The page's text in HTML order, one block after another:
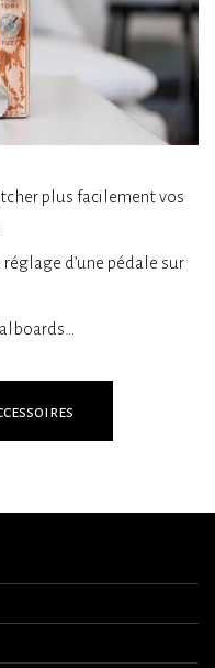
plus facilement vos
d’une pédale sur